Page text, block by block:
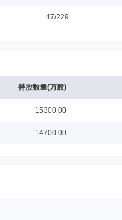
47/229
持股数量(万股)
15300.00
14700.00